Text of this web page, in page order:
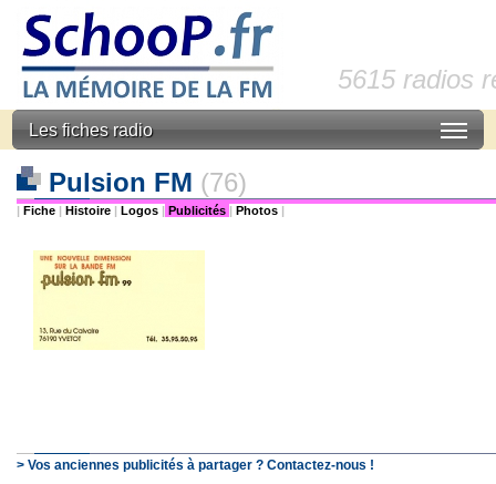
5615 radios
Les fiches radio
Pulsion FM (76)
| Fiche | Histoire | Logos | Publicités | Photos |
> Vos anciennes publicités à partager ? Contactez-nous !